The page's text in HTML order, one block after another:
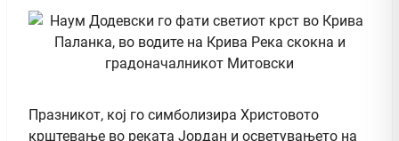
Празникот, кој го симболизира Христовото
крштевање во реката Јордан и осветувањето на